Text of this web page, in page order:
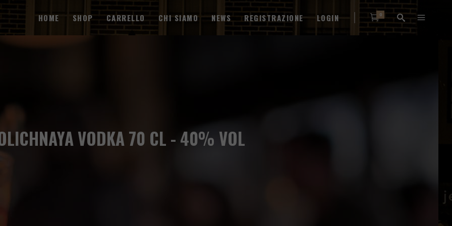
HOME SHOP CARRELLO CHI SIAMO NEWS REGISTRAZIONE LOGIN 0
VODKA 70 CL - 40% VOL